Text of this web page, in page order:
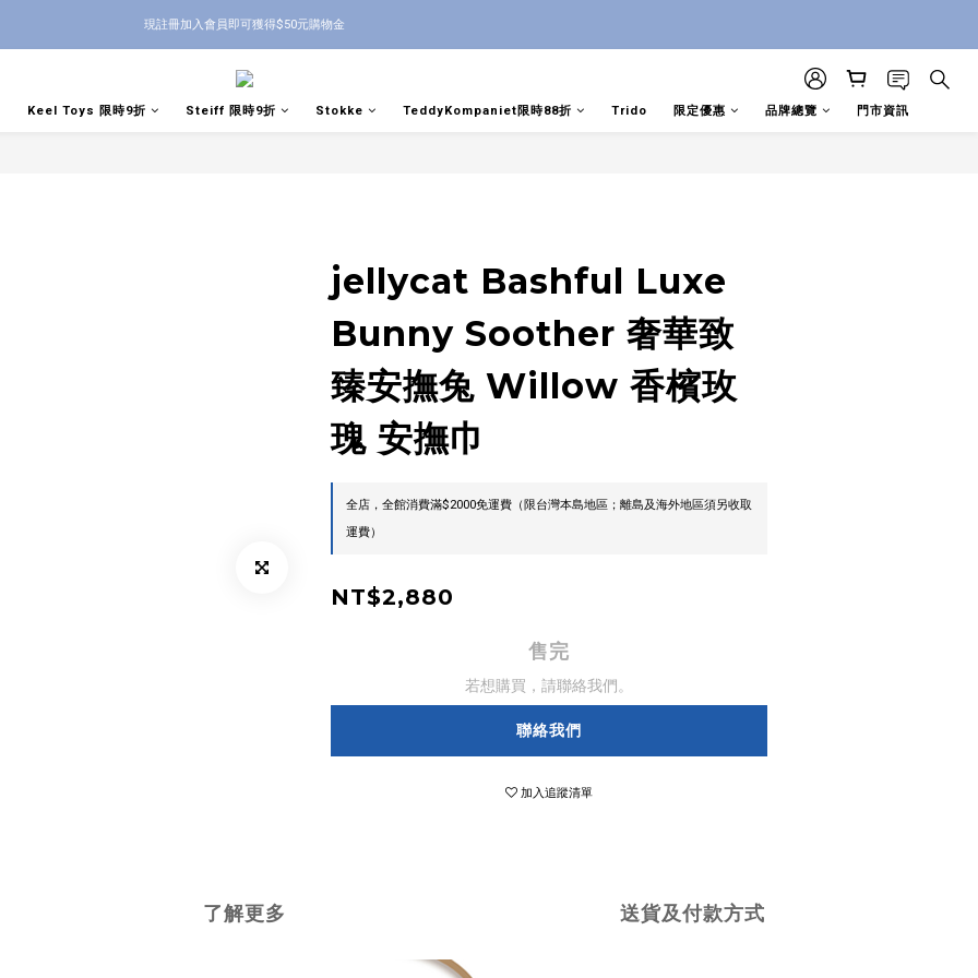
現註冊加入會員即可獲得$50元購物金
Keel Toys 限時9折 Steiff 限時9折 Stokke TeddyKompaniet限時88折 Trido 限定優惠 品牌總覽 門市資訊
jellycat Bashful Luxe
Bunny Soother 奢華致
臻安撫兔 Willow 香檳玫
瑰 安撫巾
全店，全館消費滿$2000免運費（限台灣本島地區；離島及海外地區須另收取
運費）
NT$2,880
售完
若想購買，請聯絡我們。
聯絡我們
加入追蹤清單
了解更多 送貨及付款方式